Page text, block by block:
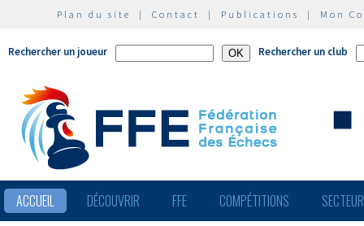
Plan du site | Contact | Publications | Mon
Rechercher un joueur Rechercher un club
ACCUEIL DÉCOUVRIR FFE COMPÉTITIONS